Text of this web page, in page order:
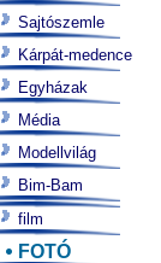
Sajtószemle
Kárpát-medence
Egyházak
Média
Modellvilág
Bim-Bam
film
FOTÓ